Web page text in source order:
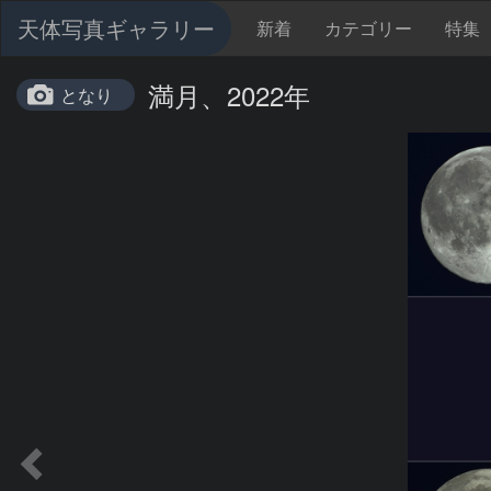
天体写真ギャラリー 新着 カテゴリー 特集
となり 満月、2022年